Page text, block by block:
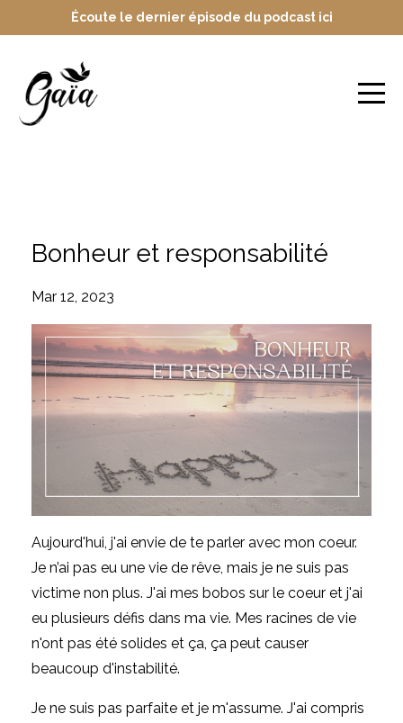
Écoute le dernier épisode du podcast ici
Bonheur et responsabilité
Mar 12, 2023
Aujourd'hui, j'ai envie de te parler avec mon coeur.
Je n’ai pas eu une vie de rêve, mais je ne suis pas
victime non plus. J'ai mes bobos sur le coeur et j'ai
eu plusieurs défis dans ma vie. Mes racines de vie
n'ont pas été solides et ça, ça peut causer
beaucoup d'instabilité.
Je ne suis pas parfaite et je m'assume. J'ai compris